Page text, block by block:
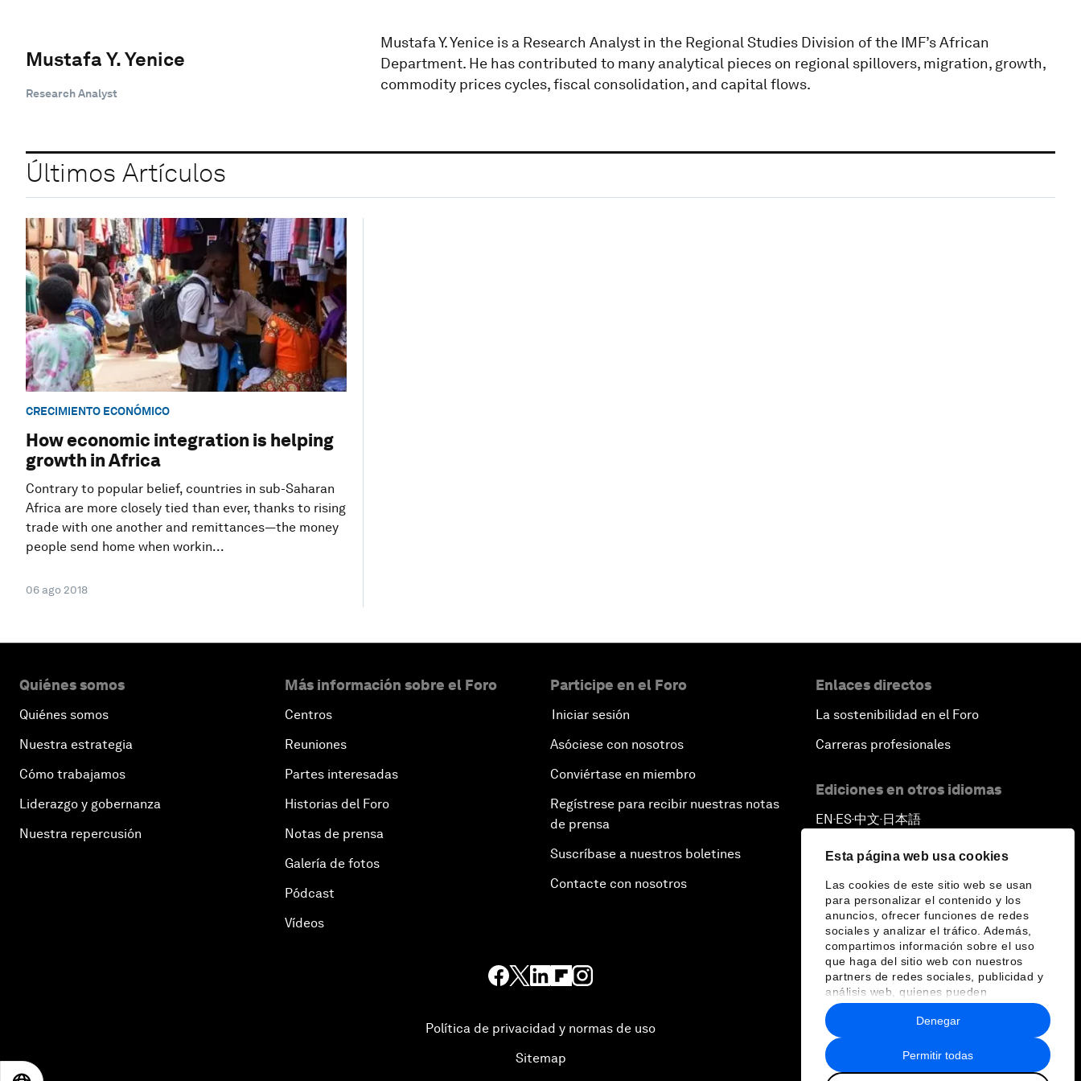
Esta página web usa cookies
Las cookies de este sitio web se usan
para personalizar el contenido y los
anuncios, ofrecer funciones de redes
sociales y analizar el tráfico. Además,
compartimos información sobre el uso
que haga del sitio web con nuestros
partners de redes sociales, publicidad y
análisis web, quienes pueden
combinarla con otra información que les
haya proporcionado o que hayan
recopilado a partir del uso que haya
hecho de sus servicios.
Permitir todas
Denegar
Mustafa Y. Yenice
Research Analyst
Mustafa Y. Yenice is a Research Analyst in the Regional Studies Division of the IMF’s African
Department. He has contributed to many analytical pieces on regional spillovers, migration, growth,
commodity prices cycles, fiscal consolidation, and capital flows.
Últimos Artículos
CRECIMIENTO ECONÓMICO
How economic integration is helping
growth in Africa
Contrary to popular belief, countries in sub-Saharan
Africa are more closely tied than ever, thanks to rising
trade with one another and remittances—the money
people send home when workin...
06 ago 2018
Quiénes somos
Quiénes somos
Nuestra estrategia
Cómo trabajamos
Liderazgo y gobernanza
Nuestra repercusión
Más información sobre el Foro
Centros
Reuniones
Partes interesadas
Historias del Foro
Notas de prensa
Galería de fotos
Pódcast
Vídeos
Participe en el Foro
Iniciar sesión
Asóciese con nosotros
Conviértase en miembro
Regístrese para recibir nuestras notas
de prensa
Suscríbase a nuestros boletines
Contacte con nosotros
Enlaces directos
La sostenibilidad en el Foro
Carreras profesionales
Ediciones en otros idiomas
EN ▪ ES▪中文▪ 日本語
Política de privacidad y normas de uso
Sitemap